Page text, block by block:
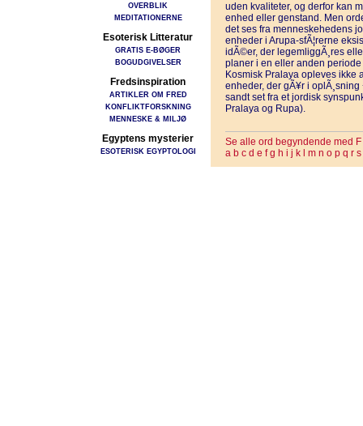
OVERBLIK
MEDITATIONERNE
Esoterisk Litteratur
GRATIS E-BØGER
BOGUDGIVELSER
Fredsinspiration
ARTIKLER OM FRED
KONFLIKTFORSKNING
MENNESKE & MILJØ
Egyptens mysterier
ESOTERISK EGYPTOLOGI
uden kvaliteter, og derfor kan
enhed eller genstand. Men
det ses fra menneskehedens
enheder i Arupa-sfÃ¦rerne
idÃ©er, der legemliggÃ¸res
planer i en eller anden
Kosmisk Pralaya opleves ikke
enheder, der gÃ¥r i
sandt set fra et jordisk
Pralaya og Rupa).
Se alle ord begyndende med F
a b c d e f g h i j k m n o p q r s